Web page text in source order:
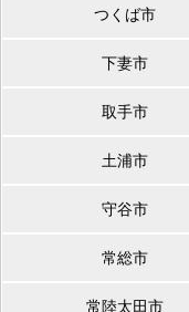
つくば市
下妻市
取手市
土浦市
守谷市
常総市
常陸太田市